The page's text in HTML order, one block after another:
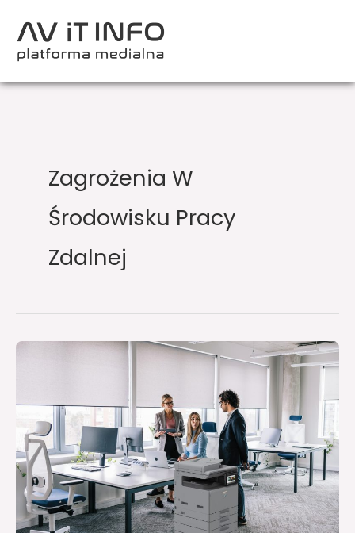
treści
Zagrożenia W
Środowisku Pracy
Zdalnej
Drukarki
cyberbezpieczeństwo. Europejscy
pracownicy
biurowi
lekceważą
zagrożenia